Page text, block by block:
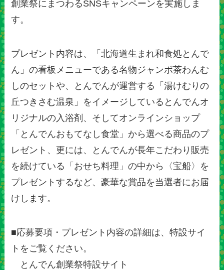
創業祭にまつわるSNSキャンペーンを実施しま
す。
プレゼント内容は、「北海道生まれ和食処とんで
ん」の看板メニューである名物ジャンボ茶わんむ
しのセットや、とんでんが運営する「湯けむりの
丘つきさむ温泉」をイメージしているとんでんオ
リジナルの入浴剤、そしてオンラインショップ
「とんでんおもてなし食堂」から選べる商品のプ
レゼント、更には、とんでんが長年こだわり販売
を続けている「おせち料理」の中から〈宝船〉を
プレゼントするなど、豪華な賞品を当選者にお届
けします。
■応募要項・プレゼント内容の詳細は、特設サイ
トをご覧ください。
とんでん創業祭特設サイト